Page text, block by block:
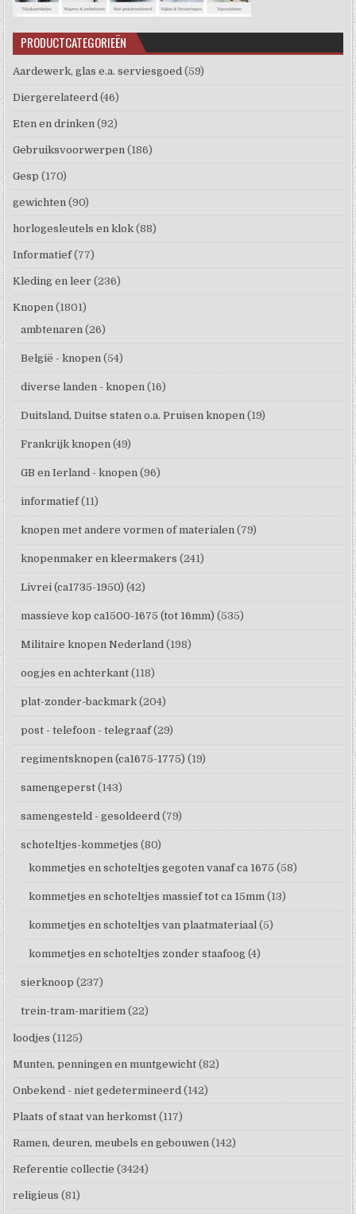
PRODUCTCATEGORIEËN
Aardewerk, glas e.a. serviesgoed (59)
Diergerelateerd (46)
Eten en drinken (92)
Gebruiksvoorwerpen (186)
Gesp (170)
gewichten (90)
horlogesleutels en klok (88)
Informatief (77)
Kleding en leer (236)
Knopen (1801)
ambtenaren (26)
België - knopen (54)
diverse landen - knopen (16)
Duitsland, Duitse staten o.a. Pruisen knopen (19)
Frankrijk knopen (49)
GB en Ierland - knopen (96)
informatief (11)
knopen met andere vormen of materialen (79)
knopenmaker en kleermakers (241)
Livrei (ca1735-1950) (42)
massieve kop ca1500-1675 (tot 16mm) (535)
Militaire knopen Nederland (198)
oogjes en achterkant (118)
plat-zonder-backmark (204)
post - telefoon - telegraaf (29)
regimentsknopen (ca1675-1775) (19)
samengeperst (143)
samengesteld - gesoldeerd (79)
schoteltjes-kommetjes (80)
kommetjes en schoteltjes gegoten vanaf ca 1675 (58)
kommetjes en schoteltjes massief tot ca 15mm (13)
kommetjes en schoteltjes van plaatmateriaal (5)
kommetjes en schoteltjes zonder staafoog (4)
sierknoop (237)
trein-tram-maritiem (22)
loodjes (1125)
Munten, penningen en muntgewicht (82)
Onbekend - niet gedetermineerd (142)
Plaats of staat van herkomst (117)
Ramen, deuren, meubels en gebouwen (142)
Referentie collectie (3424)
religieus (81)